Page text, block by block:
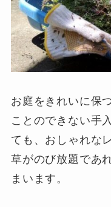
お庭をきれいに保
ことのできない手
ても、おしゃれな
草がのび放題であ
まいます。